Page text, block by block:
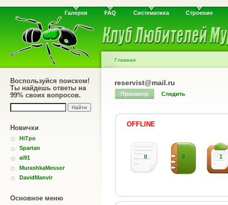
Галерея FAQ Систематика Строение
Воспользуйся поиском!
Ты найдешь ответы на
99% своих вопросов.
Новички
HiTpo
Spartan
ai91
MurashkaMessor
DavidManvir
Основное меню
Главная
reservist@mail.ru
Просмотр Следить
OFFLINE
0 0 1